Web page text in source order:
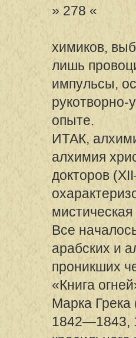
» 278 «
химиков,
лишь
импульсы,
рукотворно-
опыте.
ИТАК,
алхимия
докторов
Все
арабских и
проникших
«Книга
Марка Грека
1842—1843,